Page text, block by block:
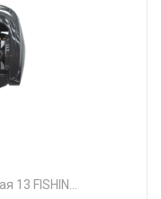
13 FISHING